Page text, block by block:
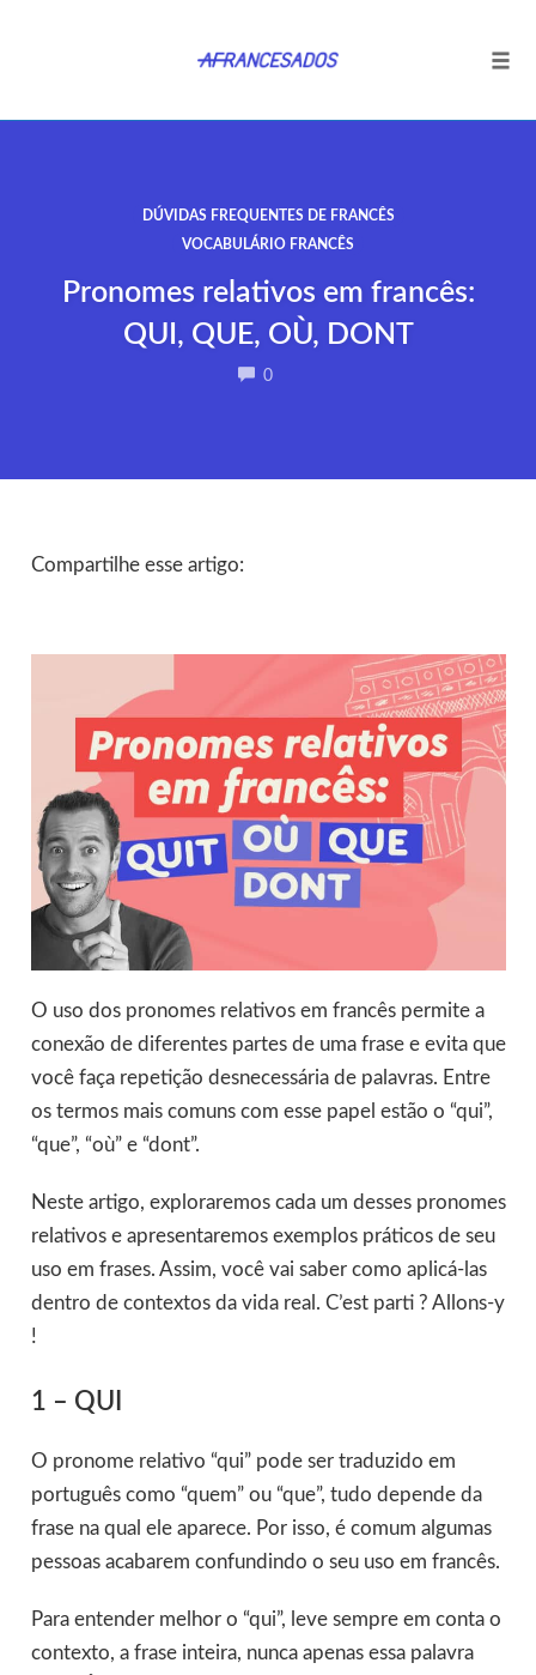
DÚVIDAS FREQUENTES DE FRANCÊS
VOCABULÁRIO FRANCÊS
Pronomes relativos em francês:
QUI, QUE, OÙ, DONT
0COMMENTS
Compartilhe esse artigo:
O uso dos pronomes relativos em francês permite a
conexão de diferentes partes de uma frase e evita que
você faça repetição desnecessária de palavras. Entre
os termos mais comuns com esse papel estão o “qui”,
“que”, “où” e “dont”.
Neste artigo, exploraremos cada um desses pronomes
relativos e apresentaremos exemplos práticos de seu
uso em frases. Assim, você vai saber como aplicá-las
dentro de contextos da vida real. C’est parti ? Allons-y
!
1 – QUI
O pronome relativo “qui” pode ser traduzido em
português como “quem” ou “que”, tudo depende da
frase na qual ele aparece. Por isso, é comum algumas
pessoas acabarem confundindo o seu uso em francês.
Para entender melhor o “qui”, leve sempre em conta o
contexto, a frase inteira, nunca apenas essa palavra